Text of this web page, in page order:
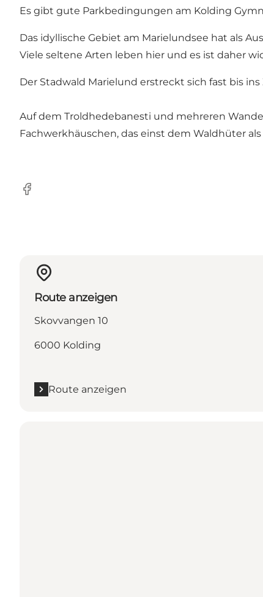
Es gibt gute Parkbedingungen am Kolding
Das idyllische Gebiet am Marielundsee hat als
Viele seltene Arten leben hier und es ist daher
Der Stadwald Marielund erstreckt sich fast bis
Auf dem Troldhedebanesti und mehreren
Fachwerkhäuschen, das einst dem Waldhüter
Facebook
Route anzeigen
Skovvangen 10
6000 Kolding
Route anzeigen